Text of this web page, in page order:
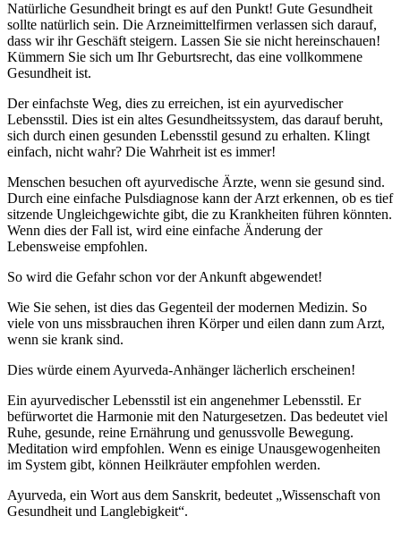
Natürliche Gesundheit bringt es auf den Punkt! Gute Gesundheit
sollte natürlich sein. Die Arzneimittelfirmen verlassen sich darauf,
dass wir ihr Geschäft steigern. Lassen Sie sie nicht hereinschauen!
Kümmern Sie sich um Ihr Geburtsrecht, das eine vollkommene
Gesundheit ist.
Der einfachste Weg, dies zu erreichen, ist ein ayurvedischer
Lebensstil. Dies ist ein altes Gesundheitssystem, das darauf beruht,
sich durch einen gesunden Lebensstil gesund zu erhalten. Klingt
einfach, nicht wahr? Die Wahrheit ist es immer!
Menschen besuchen oft ayurvedische Ärzte, wenn sie gesund sind.
Durch eine einfache Pulsdiagnose kann der Arzt erkennen, ob es tief
sitzende Ungleichgewichte gibt, die zu Krankheiten führen könnten.
Wenn dies der Fall ist, wird eine einfache Änderung der
Lebensweise empfohlen.
So wird die Gefahr schon vor der Ankunft abgewendet!
Wie Sie sehen, ist dies das Gegenteil der modernen Medizin. So
viele von uns missbrauchen ihren Körper und eilen dann zum Arzt,
wenn sie krank sind.
Dies würde einem Ayurveda-Anhänger lächerlich erscheinen!
Ein ayurvedischer Lebensstil ist ein angenehmer Lebensstil. Er
befürwortet die Harmonie mit den Naturgesetzen. Das bedeutet viel
Ruhe, gesunde, reine Ernährung und genussvolle Bewegung.
Meditation wird empfohlen. Wenn es einige Unausgewogenheiten
im System gibt, können Heilkräuter empfohlen werden.
Ayurveda, ein Wort aus dem Sanskrit, bedeutet „Wissenschaft von
Gesundheit und Langlebigkeit“.